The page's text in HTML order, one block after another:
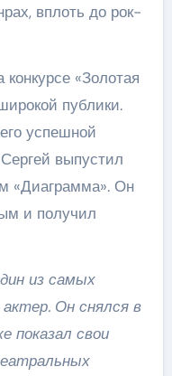
вплоть до рок-
«Золотая
публики.
успешной
выпустил
«Диаграмма». Он
и получил
из самых
Он снялся в
показал свои